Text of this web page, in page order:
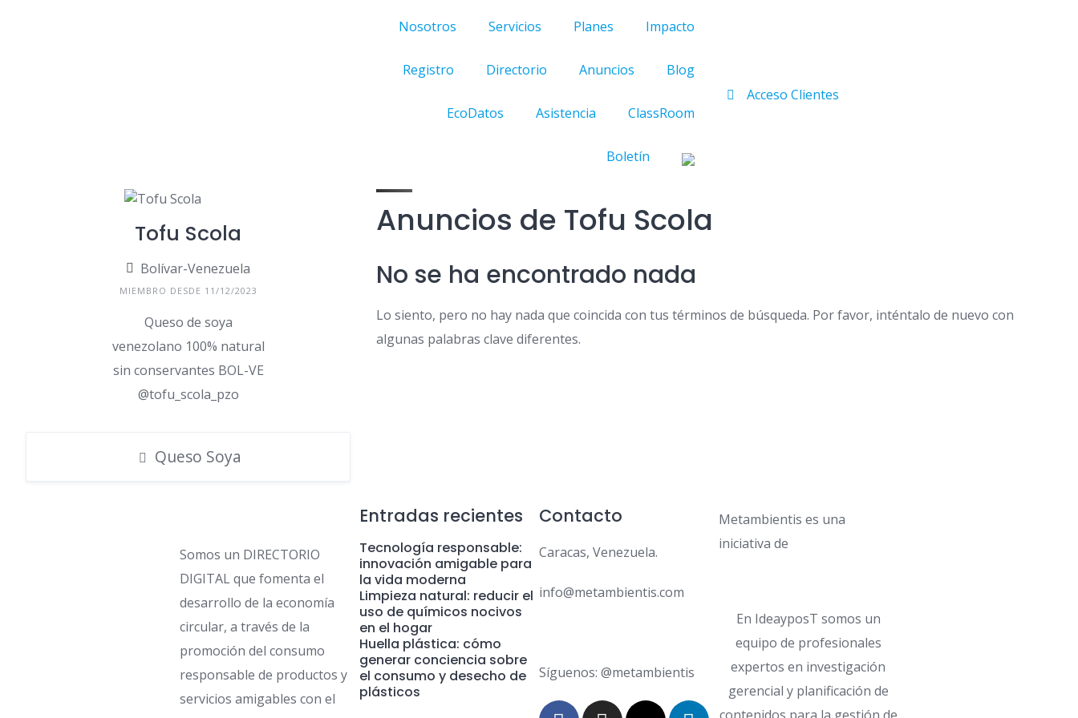
Nosotros Servicios Planes Impacto
Registro Directorio Anuncios Blog
EcoDatos Asistencia ClassRoom
Boletín
Acceso Clientes
Tofu Scola
Bolívar-Venezuela
MIEMBRO DESDE 11/12/2023
Queso de soya
venezolano 100% natural
sin conservantes BOL-VE
@tofu_scola_pzo
Queso Soya
Anuncios de Tofu Scola
No se ha encontrado nada
Lo siento, pero no hay nada que coincida con tus términos de búsqueda. Por favor, inténtalo de nuevo con
algunas palabras clave diferentes.
Somos un DIRECTORIO
DIGITAL que fomenta el
desarrollo de la economía
circular, a través de la
promoción del consumo
responsable de productos y
servicios amigables con el
Entradas recientes
Tecnología responsable:
innovación amigable para
la vida moderna
Limpieza natural: reducir el
uso de químicos nocivos
en el hogar
Huella plástica: cómo
generar conciencia sobre
el consumo y desecho de
plásticos
Contacto
Caracas, Venezuela.
info@metambientis.com
Síguenos: @metambientis
Metambientis es una
iniciativa de
En IdeayposT somos un
equipo de profesionales
expertos en investigación
gerencial y planificación de